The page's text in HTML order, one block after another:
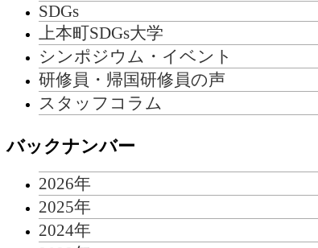
SDGs
上本町SDGs大学
シンポジウム・イベント
研修員・帰国研修員の声
スタッフコラム
バックナンバー
2026年
2025年
2024年